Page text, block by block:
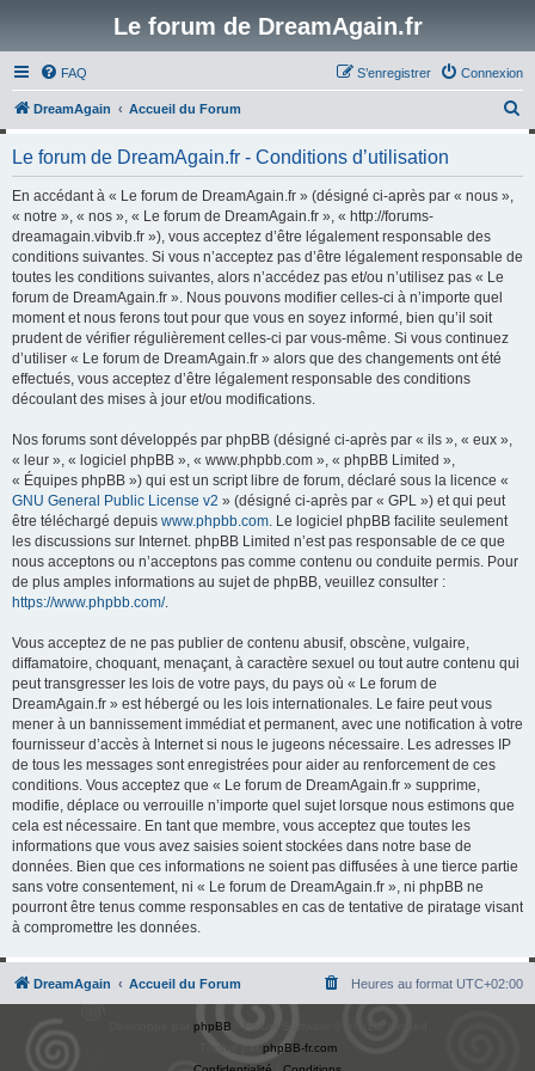
Le forum de DreamAgain.fr
FAQ Connexion
S’enregistrer
DreamAgain Accueil du Forum
Le forum de DreamAgain.fr - Conditions d’utilisation
En accédant à « Le forum de DreamAgain.fr » (désigné ci-après par « nous »,
« notre », « nos », « Le forum de DreamAgain.fr », « http://forums-
dreamagain.vibvib.fr »), vous acceptez d’être légalement responsable des
conditions suivantes. Si vous n’acceptez pas d’être légalement responsable de
toutes les conditions suivantes, alors n’accédez pas et/ou n’utilisez pas « Le
forum de DreamAgain.fr ». Nous pouvons modifier celles-ci à n’importe quel
moment et nous ferons tout pour que vous en soyez informé, bien qu’il soit
prudent de vérifier régulièrement celles-ci par vous-même. Si vous continuez
d’utiliser « Le forum de DreamAgain.fr » alors que des changements ont été
effectués, vous acceptez d’être légalement responsable des conditions
découlant des mises à jour et/ou modifications.
Nos forums sont développés par phpBB (désigné ci-après par « ils », « eux »,
« leur », « logiciel phpBB », « www.phpbb.com », « phpBB Limited »,
« Équipes phpBB ») qui est un script libre de forum, déclaré sous la licence «
GNU General Public License v2 » (désigné ci-après par « GPL ») et qui peut
être téléchargé depuis www.phpbb.com. Le logiciel phpBB facilite seulement
les discussions sur Internet. phpBB Limited n’est pas responsable de ce que
nous acceptons ou n’acceptons pas comme contenu ou conduite permis. Pour
de plus amples informations au sujet de phpBB, veuillez consulter :
https://www.phpbb.com/.
Vous acceptez de ne pas publier de contenu abusif, obscène, vulgaire,
diffamatoire, choquant, menaçant, à caractère sexuel ou tout autre contenu qui
peut transgresser les lois de votre pays, du pays où « Le forum de
DreamAgain.fr » est hébergé ou les lois internationales. Le faire peut vous
mener à un bannissement immédiat et permanent, avec une notification à votre
fournisseur d’accès à Internet si nous le jugeons nécessaire. Les adresses IP
de tous les messages sont enregistrées pour aider au renforcement de ces
conditions. Vous acceptez que « Le forum de DreamAgain.fr » supprime,
modifie, déplace ou verrouille n’importe quel sujet lorsque nous estimons que
cela est nécessaire. En tant que membre, vous acceptez que toutes les
informations que vous avez saisies soient stockées dans notre base de
données. Bien que ces informations ne soient pas diffusées à une tierce partie
sans votre consentement, ni « Le forum de DreamAgain.fr », ni phpBB ne
pourront être tenus comme responsables en cas de tentative de piratage visant
à compromettre les données.
DreamAgain Accueil du Forum Heures au format UTC+02:00
phpBB
phpBB-fr.com